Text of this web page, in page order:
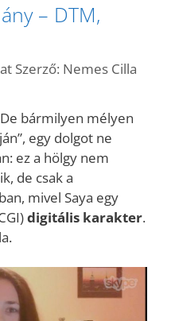
– DTM,
Szerző: Nemes Cilla
bármilyen mélyen
egy dolgot ne
ez a hölgy nem
de csak a
mivel Saya egy
digitális karakter.